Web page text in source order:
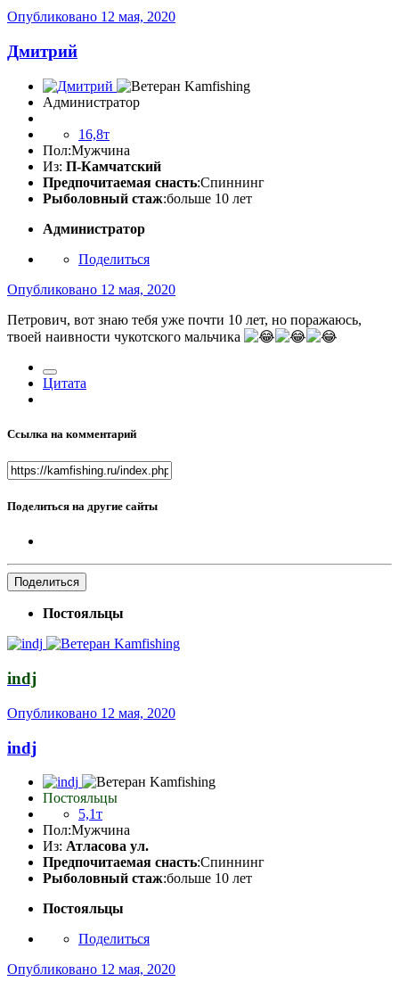
Опубликовано 12 мая, 2020
Дмитрий
Администратор
16,8т
Пол:Мужчина
Из: П-Камчатский
Предпочитаемая снасть:Спиннинг
Рыболовный стаж:больше 10 лет
Администратор
Поделиться
Опубликовано 12 мая, 2020
Петрович, вот знаю тебя уже почти 10 лет, но поражаюсь,
твоей наивности чукотского мальчика
Цитата
Ссылка на комментарий
Поделиться на другие сайты
Поделиться
Постояльцы
indj
Опубликовано 12 мая, 2020
indj
Постояльцы
5,1т
Пол:Мужчина
Из: Атласова ул.
Предпочитаемая снасть:Спиннинг
Рыболовный стаж:больше 10 лет
Постояльцы
Поделиться
Опубликовано 12 мая, 2020